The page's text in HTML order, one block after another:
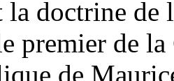
doctrine de
premier de
de